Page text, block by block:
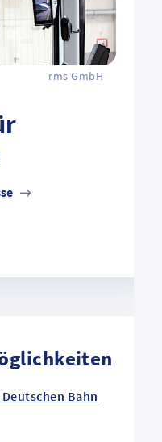
rms GmbH
Bahn